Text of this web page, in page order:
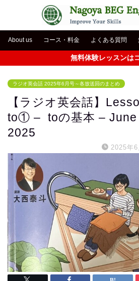
About us コース・料金 よくある質問
無料体験レッスンは
ラジオ英会話 2025年6月号～各放送回のまとめ
【ラジオ英会話】
to① – toの基本 – June
2025
2025年6